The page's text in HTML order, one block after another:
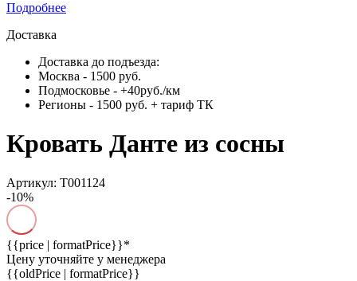
Подробнее
Доставка
Доставка до подъезда:
Москва - 1500 руб.
Подмосковье - +40руб./км
Регионы - 1500 руб. + тариф ТК
Кровать Данте из сосны
Артикул: Т001124
-10%
{{price | formatPrice}}*
Цену уточняйте у менеджера
{{oldPrice | formatPrice}}